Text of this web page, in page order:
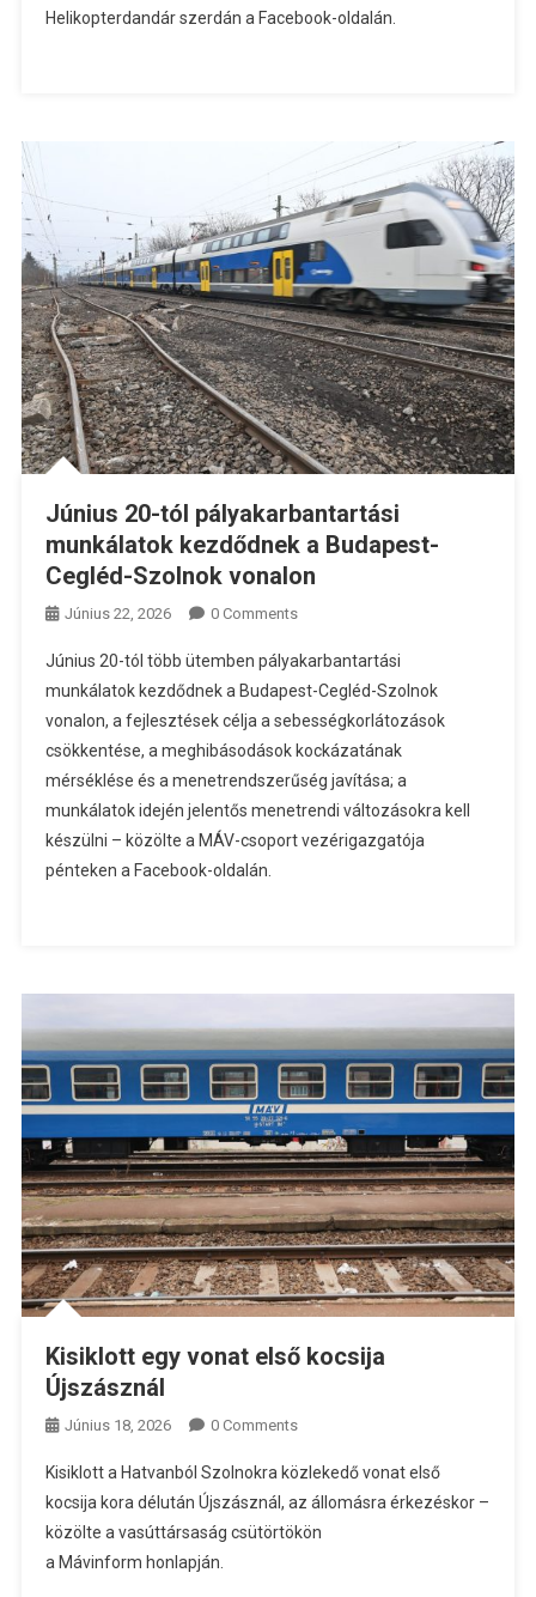
Helikopterdandár szerdán a Facebook-oldalán.
Június 20-tól pályakarbantartási
munkálatok kezdődnek a Budapest-
Cegléd-Szolnok vonalon
Június 22, 2026 0 Comments
Június 20-tól több ütemben pályakarbantartási
munkálatok kezdődnek a Budapest-Cegléd-Szolnok
vonalon, a fejlesztések célja a sebességkorlátozások
csökkentése, a meghibásodások kockázatának
mérséklése és a menetrendszerűség javítása; a
munkálatok idején jelentős menetrendi változásokra kell
készülni – közölte a MÁV-csoport vezérigazgatója
pénteken a Facebook-oldalán.
Kisiklott egy vonat első kocsija
Újszásznál
Június 18, 2026 0 Comments
Kisiklott a Hatvanból Szolnokra közlekedő vonat első
kocsija kora délután Újszásznál, az állomásra érkezéskor –
közölte a vasúttársaság csütörtökön
a Mávinform honlapján.